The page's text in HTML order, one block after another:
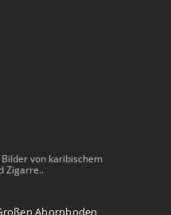
von karibischem
Zigarre..
Ahornboden